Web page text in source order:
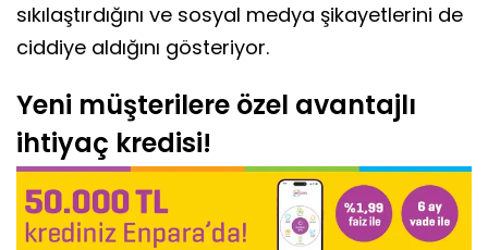
sıkılaştırdığını ve sosyal medya şikayetlerini de
ciddiye aldığını gösteriyor.
Yeni müşterilere özel avantajlı
ihtiyaç kredisi!